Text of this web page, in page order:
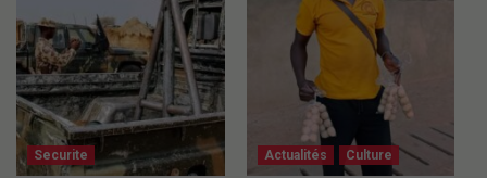
Securite Actualités Culture